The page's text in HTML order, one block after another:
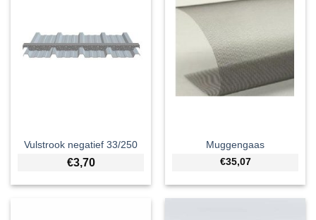
Vulstrook negatief 33/250
€3,70
Muggengaas
€35,07